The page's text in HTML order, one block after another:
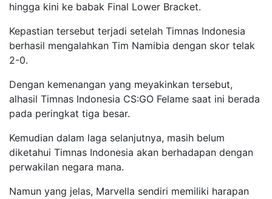
hingga kini ke babak Final Lower Bracket.
Kepastian tersebut terjadi setelah Timnas Indonesia
berhasil mengalahkan Tim Namibia dengan skor telak
2-0.
Dengan kemenangan yang meyakinkan tersebut,
alhasil Timnas Indonesia CS:GO Felame saat ini berada
pada peringkat tiga besar.
Kemudian dalam laga selanjutnya, masih belum
diketahui Timnas Indonesia akan berhadapan dengan
perwakilan negara mana.
Namun yang jelas, Marvella sendiri memiliki harapan